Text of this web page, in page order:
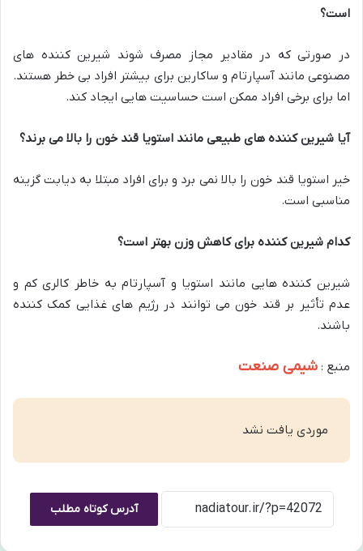
است؟
در صورتی که در مقادیر مجاز مصرف شوند شیرین کننده های
مصنوعی مانند آسپارتام و ساکارین برای بیشتر افراد بی خطر هستند.
اما برای برخی افراد ممکن است حساسیت هایی ایجاد کند.
آیا شیرین کننده های طبیعی مانند استویا قند خون را بالا می برند؟
خیر استویا قند خون را بالا نمی برد و برای افراد مبتلا به دیابت گزینه
مناسبی است.
کدام شیرین کننده برای کاهش وزن بهتر است؟
شیرین کننده هایی مانند استویا و آسپارتام به خاطر کالری کم و
عدم تأثیر بر قند خون می توانند در رژیم های غذایی کمک کننده
باشند.
منبع : شیمی صنعت
موردی یافت نشد
آدرس کوتاه مطلب